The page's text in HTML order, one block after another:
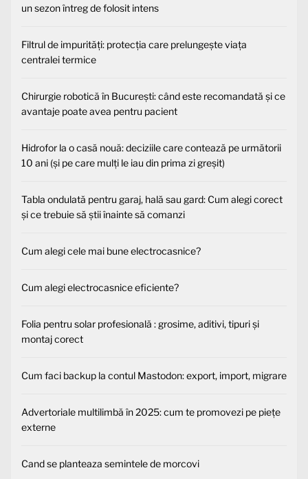
un sezon întreg de folosit intens
Filtrul de impurități: protecția care prelungește viața
centralei termice
Chirurgie robotică în București: când este recomandată și ce
avantaje poate avea pentru pacient
Hidrofor la o casă nouă: deciziile care contează pe următorii
10 ani (și pe care mulți le iau din prima zi greșit)
Tabla ondulată pentru garaj, hală sau gard: Cum alegi corect
și ce trebuie să știi înainte să comanzi
Cum alegi cele mai bune electrocasnice?
Cum alegi electrocasnice eficiente?
Folia pentru solar profesională : grosime, aditivi, tipuri și
montaj corect
Cum faci backup la contul Mastodon: export, import, migrare
Advertoriale multilimbă în 2025: cum te promovezi pe piețe
externe
Cand se planteaza semintele de morcovi